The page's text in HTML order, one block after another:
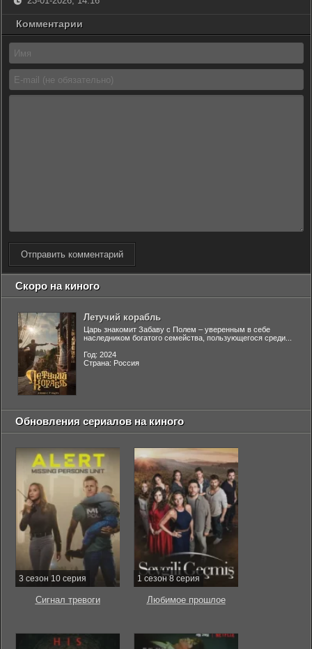
Комментарии
Отправить комментарий
Скоро на киного
Летучий корабль
Царь знакомит Забаву с Полем – уверенным в себе
наследником богатого семейства, пользующегося среди...
Год: 2024
Страна: Россия
Обновления сериалов на киного
3 сезон 10 серия
Сигнал тревоги
1 сезон 8 серия
Любимое прошлое